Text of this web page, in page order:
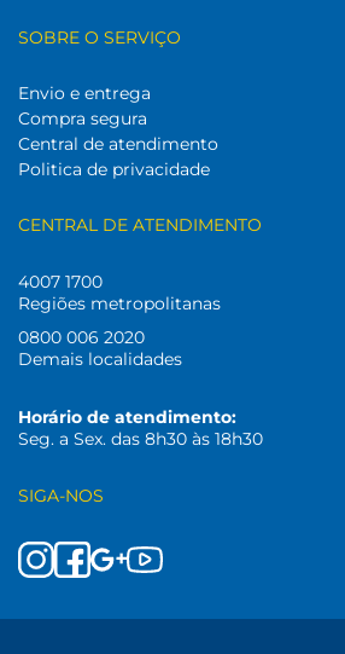
SOBRE O SERVIÇO
Envio e entrega
Compra segura
Central de atendimento
Politica de privacidade
CENTRAL DE ATENDIMENTO
4007 1700
Regiões metropolitanas
0800 006 2020
Demais localidades
Horário de atendimento:
Seg. a Sex. das 8h30 às 18h30
SIGA-NOS